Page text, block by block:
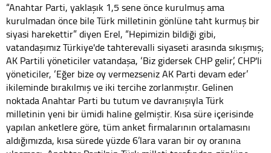
“Anahtar Parti, yaklaşık 1,5 sene önce kurulmuş ama
kurulmadan önce bile Türk milletinin gönlüne taht kurmuş bir
siyasi harekettir” diyen Erel, “Hepimizin bildiği gibi,
vatandaşımız Türkiye'de tahterevalli siyaseti arasında sıkışmış;
AK Partili yöneticiler vatandaşa, ‘Biz gidersek CHP gelir’, CHP'li
yöneticiler, ‘Eğer bize oy vermezseniz AK Parti devam eder’
ikileminde bırakılmış ve iki tercihe zorlanmıştır. Gelinen
noktada Anahtar Parti bu tutum ve davranışıyla Türk
milletinin yeni bir ümidi haline gelmiştir. Kısa süre içerisinde
yapılan anketlere göre, tüm anket firmalarının ortalamasını
aldığımızda, kısa sürede yüzde 6’lara varan bir oy oranına